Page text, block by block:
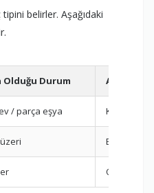
belirler. Aşağıdaki
Olduğu Durum Araç
/ parça eşya Kamyonet
Büyük
Orta